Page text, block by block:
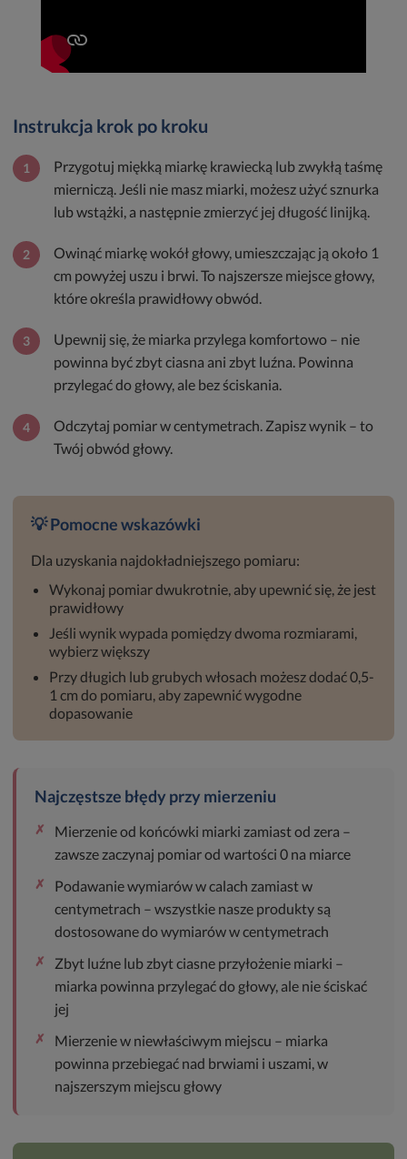
Instrukcja krok po kroku
1
Przygotuj miękką miarkę krawiecką lub zwykłą taśmę
mierniczą. Jeśli nie masz miarki, możesz użyć sznurka
lub wstążki, a następnie zmierzyć jej długość linijką.
2
Owinąć miarkę wokół głowy, umieszczając ją około 1
cm powyżej uszu i brwi. To najszersze miejsce głowy,
które określa prawidłowy obwód.
3
Upewnij się, że miarka przylega komfortowo – nie
powinna być zbyt ciasna ani zbyt luźna. Powinna
przylegać do głowy, ale bez ściskania.
4
Odczytaj pomiar w centymetrach. Zapisz wynik – to
Twój obwód głowy.
💡 Pomocne wskazówki
Dla uzyskania najdokładniejszego pomiaru:
Wykonaj pomiar dwukrotnie, aby upewnić się, że jest
prawidłowy
Jeśli wynik wypada pomiędzy dwoma rozmiarami,
wybierz większy
Przy długich lub grubych włosach możesz dodać 0,5-
1 cm do pomiaru, aby zapewnić wygodne
dopasowanie
Najczęstsze błędy przy mierzeniu
✗
Mierzenie od końcówki miarki zamiast od zera –
zawsze zaczynaj pomiar od wartości 0 na miarce
✗
Podawanie wymiarów w calach zamiast w
centymetrach – wszystkie nasze produkty są
dostosowane do wymiarów w centymetrach
✗
Zbyt luźne lub zbyt ciasne przyłożenie miarki –
miarka powinna przylegać do głowy, ale nie ściskać
jej
✗
Mierzenie w niewłaściwym miejscu – miarka
powinna przebiegać nad brwiami i uszami, w
najszerszym miejscu głowy